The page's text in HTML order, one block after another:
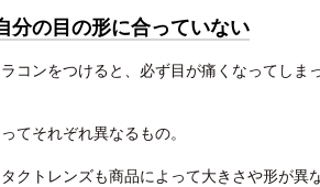
分の目の形に合っていない
コンをつけると、必ず目が痛くなってし
てそれぞれ異なるもの。
クトレンズも商品によって大きさや形が異な